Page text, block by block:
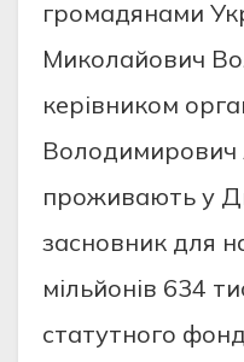
громадянами
Миколайович
керівником
Володимирович
проживають у
засновник для
мільйонів 634
статутного